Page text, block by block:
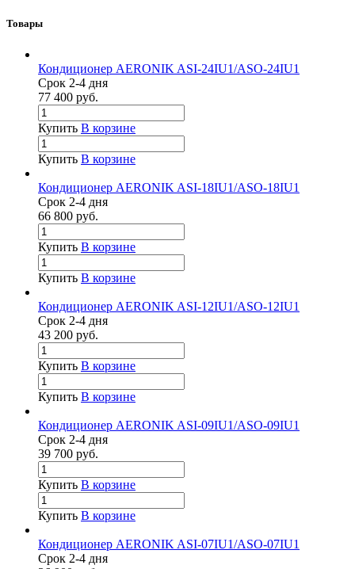
Товары
Кондиционер AERONIK ASI-24IU1/ASO-24IU1
Срок 2-4 дня
77 400 руб.
Купить В корзине
Купить В корзине
Кондиционер AERONIK ASI-18IU1/ASO-18IU1
Срок 2-4 дня
66 800 руб.
Купить В корзине
Купить В корзине
Кондиционер AERONIK ASI-12IU1/ASO-12IU1
Срок 2-4 дня
43 200 руб.
Купить В корзине
Купить В корзине
Кондиционер AERONIK ASI-09IU1/ASO-09IU1
Срок 2-4 дня
39 700 руб.
Купить В корзине
Купить В корзине
Кондиционер AERONIK ASI-07IU1/ASO-07IU1
Срок 2-4 дня